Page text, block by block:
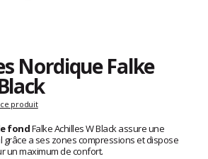
Nordique Falke
produit
fondFalke Achilles W Black assure une
a ses zones compressions et dispose
un maximum de confort.